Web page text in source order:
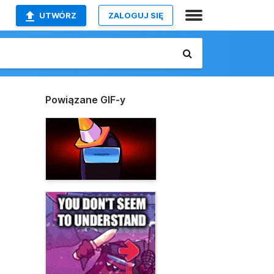
UTWÓRZ ZALOGUJ SIĘ
Powiązane GIF-y